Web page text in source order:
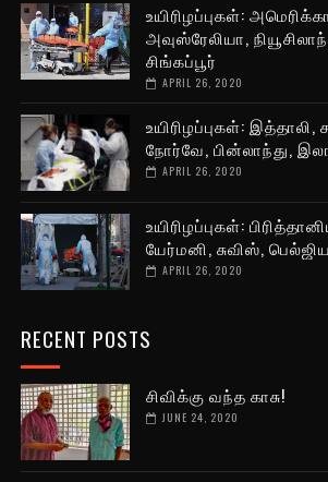
உயிரிழப்புகள்:
அவுஸ்ரேலியா,
சிங்கப்பூர்
APRIL 26, 2020
உயிரிழப்புகள்:
நோர்வே, பின்லாந்து,
APRIL 26, 2020
உயிரிழப்புகள்:
யேர்மனி, சுவிஸ்,
APRIL 26, 2020
RECENT POSTS
சிவிக்கு வந்த காசு!
JUNE 24, 2020